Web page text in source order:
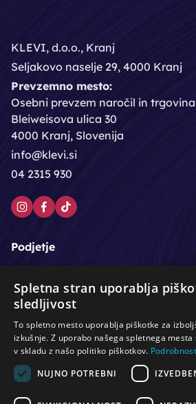
KLEVI, d.o.o., Kranj
Seljakovo naselje 29, 4000 Kranj
Prevzemno mesto:
Osebni prevzem naročil in
Bleiweisova ulica 30
4000 Kranj, Slovenija
info@klevi.si
04 2315 930
Podjetje
Moj račun
Podpora strankam
Lasje & nega las / Roke & nohti /
Spletna stran uporablja
sledljivost
To spletno mesto uporablja piškotke za
izkušnje. Z uporabo našega spletnega
v skladu z našo politiko piškotkov.
NUJNO POTREBNI